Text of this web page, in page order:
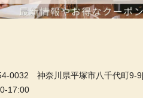
0032 神奈川県平塚市八千代町9-
17:00